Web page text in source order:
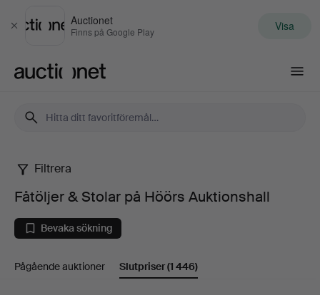
Stäng
Auctionet
Finns på Google Play Visa
Fåtöljer
Stolar
på
Filtrera
Fåtöljer & Stolar på Höörs Auktionshall
Bevaka sökning
Pågående auktioner Slutpriser(1 446)